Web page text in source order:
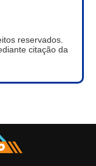
reservados.
citação da